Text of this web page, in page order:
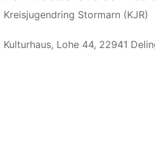
Kreisjugendring Stormarn (KJR)
Kulturhaus, Lohe 44, 22941